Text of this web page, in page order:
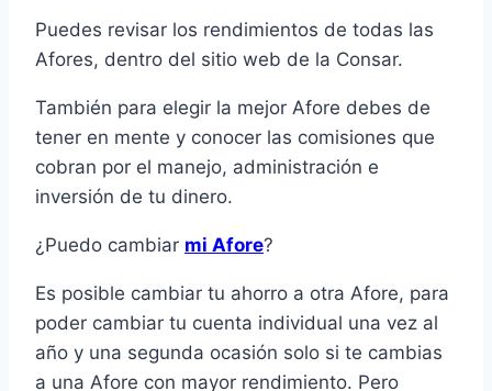
Puedes revisar los rendimientos de todas las
Afores, dentro del sitio web de la Consar.
También para elegir la mejor Afore debes de
tener en mente y conocer las comisiones que
cobran por el manejo, administración e
inversión de tu dinero.
¿Puedo cambiar mi Afore?
Es posible cambiar tu ahorro a otra Afore, para
poder cambiar tu cuenta individual una vez al
año y una segunda ocasión solo si te cambias
a una Afore con mayor rendimiento. Pero